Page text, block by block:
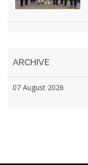
ARCHIVE
07 August 2026